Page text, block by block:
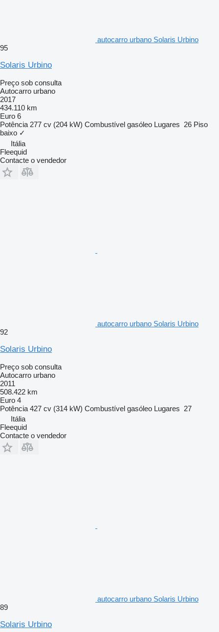
autocarro urbano Solaris Urbino
95
Solaris Urbino
Preço sob consulta
Autocarro urbano
2017
434.110 km
Euro 6
Potência 277 cv (204 kW) Combustível gasóleo Lugares 26 Piso
baixo ✓
Itália
Fleequid
Contacte o vendedor
autocarro urbano Solaris Urbino
92
Solaris Urbino
Preço sob consulta
Autocarro urbano
2011
508.422 km
Euro 4
Potência 427 cv (314 kW) Combustível gasóleo Lugares 27
Itália
Fleequid
Contacte o vendedor
autocarro urbano Solaris Urbino
89
Solaris Urbino